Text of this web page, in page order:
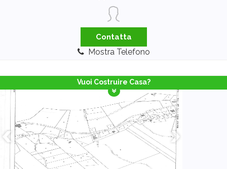
Contatta
Mostra Telefono
Vuoi Costruire Casa?